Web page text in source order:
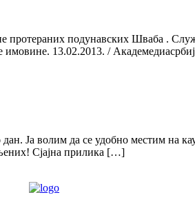
протераних подунавских Шваба .
имовине. 13.02.2013. /
Ја волим да се удобно местим на
Сјајна прилика […]